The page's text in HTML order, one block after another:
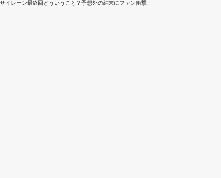
サイレーン最終回どういうこと？予想外の結末にファン衝撃